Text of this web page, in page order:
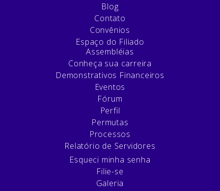
Blog
Contato
Convênios
Espaço do Filiado
Assembléias
Conheça sua carreira
Demonstrativos Financeiros
Eventos
Fórum
Perfil
Permutas
Processos
Relatório de Servidores
Esqueci minha senha
Filie-se
Galeria